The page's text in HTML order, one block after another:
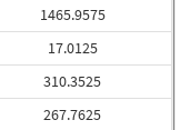
1465.9575
17.0125
310.3525
267.7625